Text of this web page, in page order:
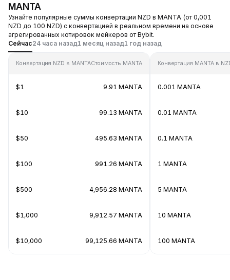
MANTA
Узнайте популярные суммы конвертации NZD в MANTA (от 0,001
NZD до 100 NZD) с конвертацией в реальном времени на основе
агрегированных котировок мейкеров от Bybit.
Сейчас24 часа назад1 месяц назад1 год назад
Конвертация NZD в MANTAСтоимость MANTA
$1 9.91 MANTA
$10 99.13 MANTA
$50 495.63 MANTA
$100 991.26 MANTA
$500 4,956.28 MANTA
$1,000 9,912.57 MANTA
$10,000 99,125.66 MANTA
Конвертация MANTA в
0.001 MANTA
0.01 MANTA
0.1 MANTA
1 MANTA
5 MANTA
10 MANTA
100 MANTA